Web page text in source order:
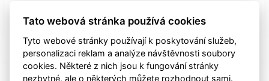
utkání proti TJ Sokol Košťany a po vyrovnaném průběhu
Tato webová stránka používá cookies
Tyto webové stránky používají k poskytování služeb,
personalizaci reklam a analýze návštěvnosti soubory
cookies. Některé z nich jsou k fungování stránky
nezbytné, ale o některých můžete rozhodnout sami.